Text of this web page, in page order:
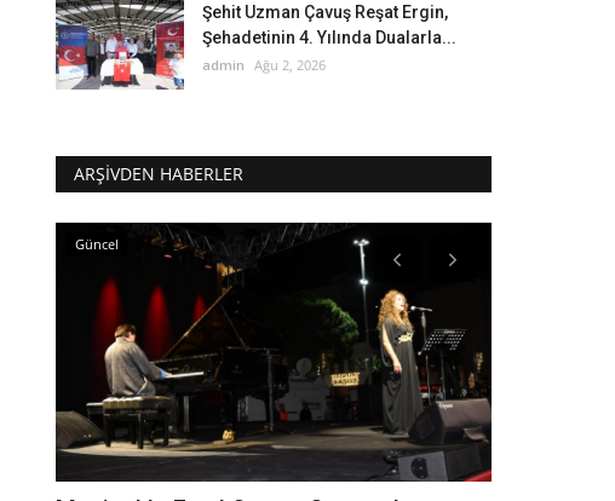
Şehit Uzman Çavuş Reşat Ergin,
Şehadetinin 4. Yılında Dualarla...
admin Ağu 2, 2026
ARŞIVDEN HABERLER
Güncel